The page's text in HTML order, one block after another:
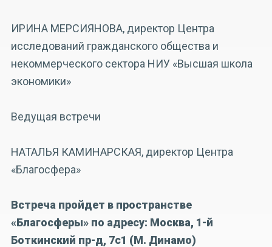
ИРИНА МЕРСИЯНОВА, директор Центра
исследований гражданского общества и
некоммерческого сектора НИУ «Высшая школа
экономики»
Ведущая встречи
НАТАЛЬЯ КАМИНАРСКАЯ, директор Центра
«Благосфера»
Встреча пройдет в пространстве
«Благосферы» по адресу: Москва, 1-й
Боткинский пр-д, 7с1 (М. Динамо)